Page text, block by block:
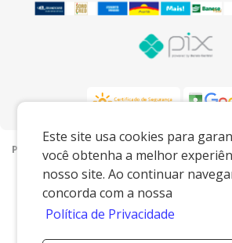
Este site usa cookies para
você obtenha a melhor
nosso site. Ao continuar
concorda com a nossa
Política de Privacidade
Preços e condições exclusivos para o
para o televendas, podendo sofrer
notiﬁcação.
Lu Porcelanas e Presentes
www.porcelanaslu.com.br| AV ANTONIO